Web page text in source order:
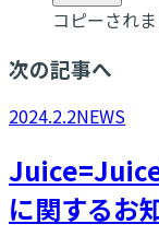
コピーされま
次の記事へ
2024.2.2NEWS
に関するお